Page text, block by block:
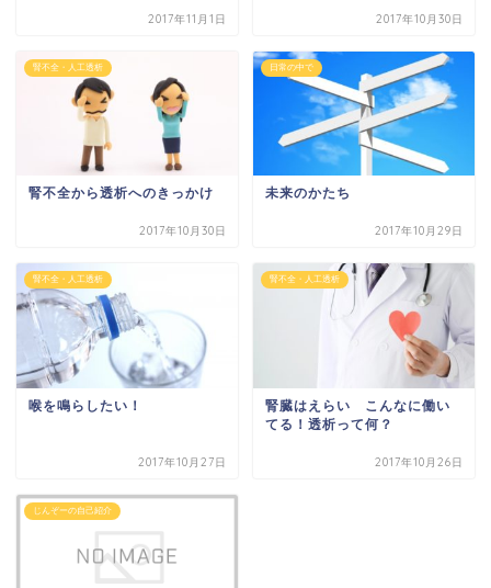
2017年11月1日 2017年10月30日
腎不全・人工透析
腎不全から透析へのきっかけ
2017年10月30日
日常の中で
未来のかたち
2017年10月29日
腎不全・人工透析
喉を鳴らしたい！
2017年10月27日
腎不全・人工透析
腎臓はえらい こんなに働い
てる！透析って何？
2017年10月26日
じんぞーの自己紹介